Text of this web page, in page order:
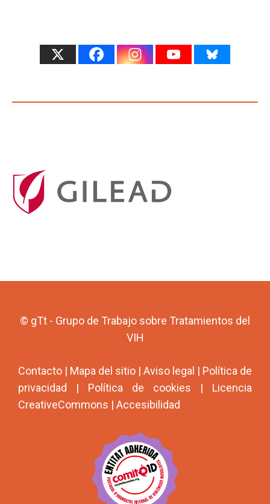
© gTt - Grupo de Trabajo sobre Tratamientos del
VIH
Contacto | Mapa del sitio | Aviso legal | Política de
privacidad | Política de cookies | Licencia
CreativeCommons | Accesibilidad